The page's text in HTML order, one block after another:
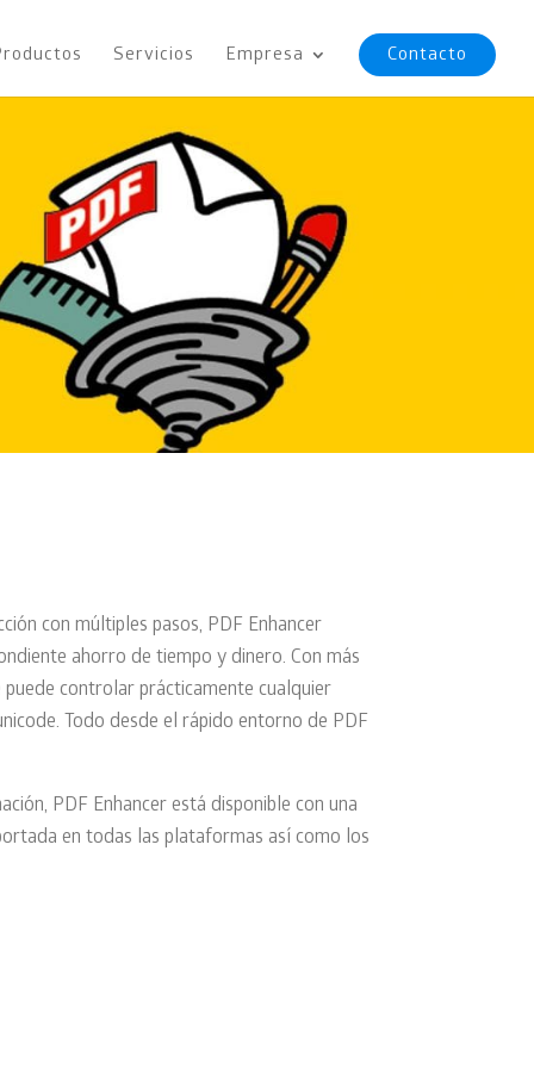
Servicios Empresa Contacto
con múltiples pasos, PDF Enhancer
ahorro de tiempo y dinero. Con más
controlar prácticamente cualquier
Todo desde el rápido entorno de PDF
PDF Enhancer está disponible con una
en todas las plataformas así como los